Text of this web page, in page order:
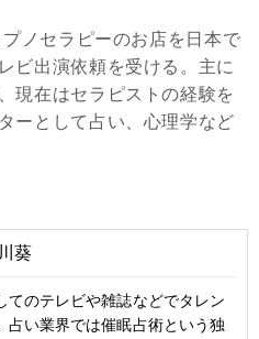
ノセラピーのお店を日本で
ビ出演依頼を受ける。主に
現在はセラピストの経験を
ーとして占い、心理学など
葵
てのテレビや雑誌などでタレン
占い業界では催眠占術という独